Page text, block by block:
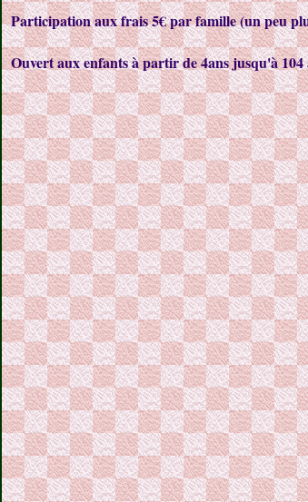
Participation aux frais 5€ par famille (un peu
Ouvert aux enfants à partir de 4ans jusqu'à 104